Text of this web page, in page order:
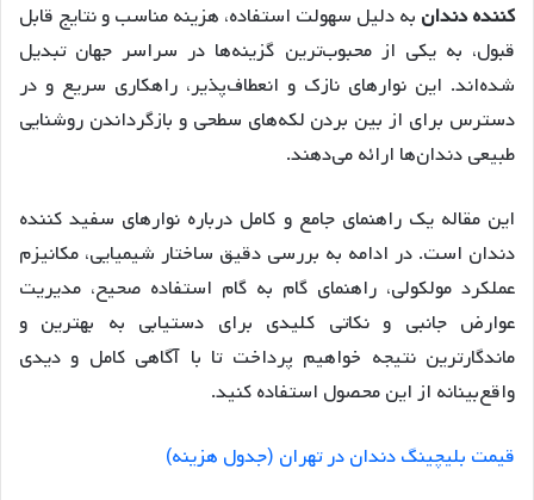
کننده دندان به دلیل سهولت استفاده، هزینه مناسب و نتایج قابل
قبول، به یکی از محبوب‌ترین گزینه‌ها در سراسر جهان تبدیل
شده‌اند. این نوارهای نازک و انعطاف‌پذیر، راهکاری سریع و در
دسترس برای از بین بردن لکه‌های سطحی و بازگرداندن روشنایی
طبیعی دندان‌ها ارائه می‌دهند.
این مقاله یک راهنمای جامع و کامل درباره نوارهای سفید کننده
دندان است. در ادامه به بررسی دقیق ساختار شیمیایی، مکانیزم
عملکرد مولکولی، راهنمای گام به گام استفاده صحیح، مدیریت
عوارض جانبی و نکاتی کلیدی برای دستیابی به بهترین و
ماندگارترین نتیجه خواهیم پرداخت تا با آگاهی کامل و دیدی
واقع‌بینانه از این محصول استفاده کنید.
قیمت بلیچینگ دندان در تهران (جدول هزینه)